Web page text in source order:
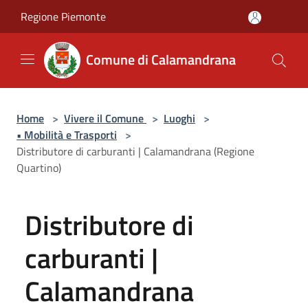
Regione Piemonte
Comune di Calamandrana
Home > Vivere il Comune > Luoghi >
• Mobilità e Trasporti >
Distributore di carburanti | Calamandrana (Regione
Quartino)
Distributore di
carburanti |
Calamandrana